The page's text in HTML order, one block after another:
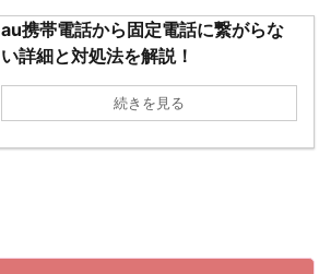
au携帯電話から固定電話に繋がらな
い詳細と対処法を解説！
続きを見る